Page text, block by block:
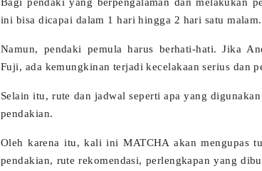
ini bisa dicapai dalam 1 hari hingga 2 hari satu malam.
Namun, pendaki pemula harus berhati-hati. Jika
Fuji, ada kemungkinan terjadi kecelakaan serius dan
Selain itu, rute dan jadwal seperti apa yang
pendakian.
Oleh karena itu, kali ini MATCHA akan mengupas
pendakian, rute rekomendasi, perlengkapan yang